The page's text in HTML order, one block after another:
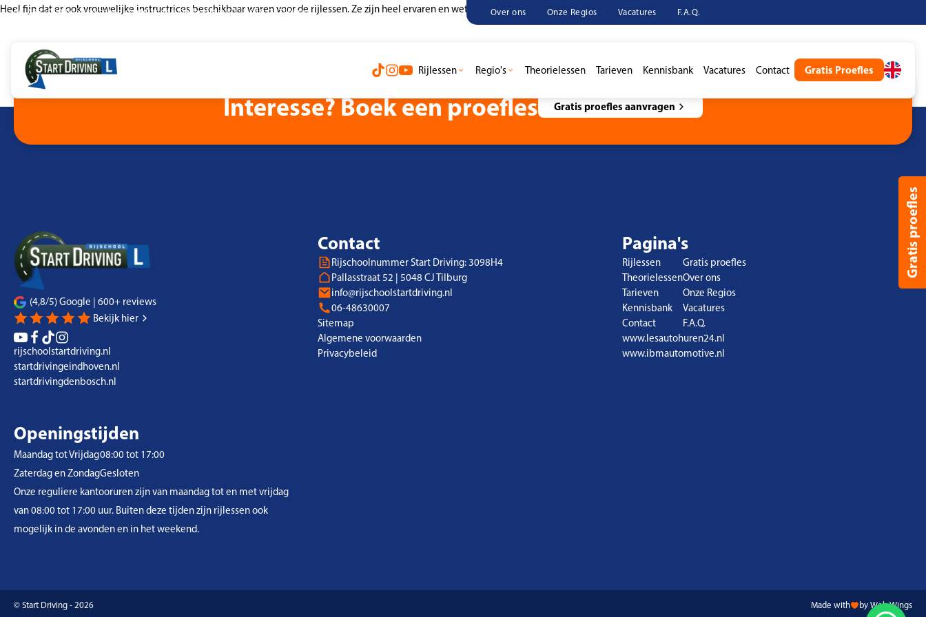
06-48630007info@rijschoolstartdriving.nlPallasstraat 52 | 5048 CJ Tilburg Over ons Onze Regios Vacatures F.A.Q.
Rijlessen Regio's Theorielessen Tarieven Kennisbank Vacatures Contact Gratis Proefles
Gratis proefles
Heel fijn dat er ook vrouwelijke instructrices beschikbaar waren voor de rijlessen. Ze zijn heel ervaren en weten een goede band met je op te bouwen. Ik ben erg tevreden over de begeleiding die ik heb gekregen.
Interesse? Boek een proefles Gratis proefles aanvragen
(4,8/5) Google | 600+ reviews
Bekijk hier
rijschoolstartdriving.nl
startdrivingeindhoven.nl
startdrivingdenbosch.nl
Contact
Rijschoolnummer Start Driving: 3098H4
Pallasstraat 52 | 5048 CJ Tilburg
info@rijschoolstartdriving.nl
06-48630007
Sitemap
Algemene voorwaarden
Privacybeleid
Pagina's
Rijlessen
Theorielessen
Tarieven
Kennisbank
Contact
Gratis proefles
Over ons
Onze Regios
Vacatures
F.A.Q.
www.lesautohuren24.nl
www.ibmautomotive.nl
Openingstijden
Maandag tot Vrijdag
Zaterdag en Zondag
08:00 tot 17:00
Gesloten
Onze reguliere kantooruren zijn van maandag tot en met vrijdag
van 08:00 tot 17:00 uur. Buiten deze tijden zijn rijlessen ook
mogelijk in de avonden en in het weekend.
© Start Driving - 2026 Made with by Web Wings